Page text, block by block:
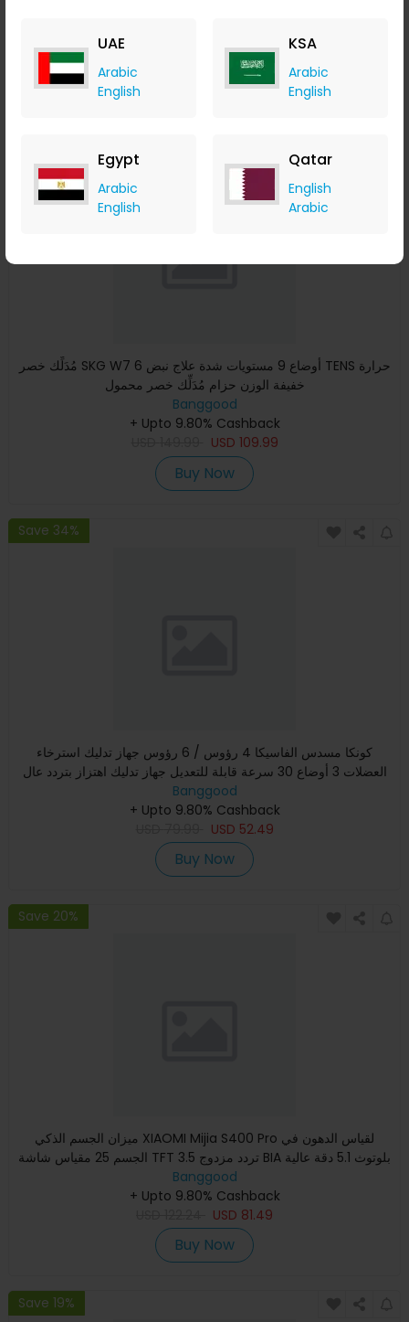
UAE
Arabic
English
KSA
Arabic
English
Egypt
Arabic
English
Qatar
English
Arabic
USD26.49
Buy Now
مُدَلِّك خصر SKG W7 6 أوضاع 9 مستويات شدة علاج نبض TENS حرارة
خفيفة الوزن حزام مُدَلِّك خصر محمول
Banggood
+ Upto 9.80% Cashback
USD 109.99
Buy Now
Save 34%
كونكا مسدس الفاسيكا 4 رؤوس / 6 رؤوس جهاز تدليك استرخاء
العضلات 3 أوضاع 30 سرعة قابلة للتعديل جهاز تدليك اهتزاز بتردد عال
Banggood
+ Upto 9.80% Cashback
USD 52.49
Buy Now
Save 20%
ميزان الجسم الذكي XIAOMI Mijia S400 Pro لقياس الدهون في
الجسم 25 مقياس شاشة TFT 3.5 تردد مزدوج BIA بلوتوث 5.1 دقة عالية
Banggood
+ Upto 9.80% Cashback
USD 81.49
Buy Now
Save 19%